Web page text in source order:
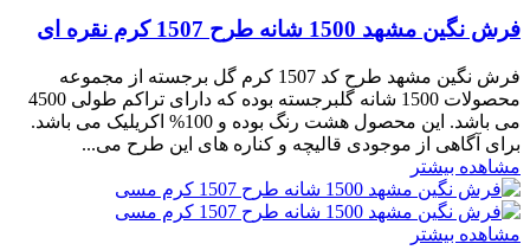
فرش نگین مشهد 1500 شانه طرح 1507 کرم نقره ای
فرش نگین مشهد طرح کد 1507 کرم گل برجسته از مجموعه
محصولات 1500 شانه گلبرجسته بوده که دارای تراکم طولی 4500
می باشد. این محصول هشت رنگ بوده و 100% اکریلیک می باشد.
برای آگاهی از موجودی قالیچه و کناره های این طرح می...
مشاهده بیشتر
مشاهده بیشتر